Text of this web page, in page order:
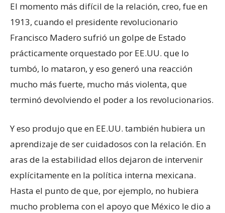
El momento más difícil de la relación, creo, fue en
1913, cuando el presidente revolucionario
Francisco Madero sufrió un golpe de Estado
prácticamente orquestado por EE.UU. que lo
tumbó, lo mataron, y eso generó una reacción
mucho más fuerte, mucho más violenta, que
terminó devolviendo el poder a los revolucionarios.
Y eso produjo que en EE.UU. también hubiera un
aprendizaje de ser cuidadosos con la relación. En
aras de la estabilidad ellos dejaron de intervenir
explícitamente en la política interna mexicana.
Hasta el punto de que, por ejemplo, no hubiera
mucho problema con el apoyo que México le dio a